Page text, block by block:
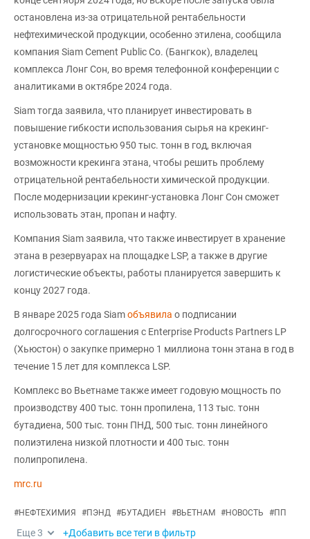
остановлена из-за отрицательной рентабельности
нефтехимической продукции, особенно этилена, сообщила
компания Siam Cement Public Co. (Бангкок), владелец
комплекса Лонг Сон, во время телефонной конференции с
аналитиками в октябре 2024 года.
Siam тогда заявила, что планирует инвестировать в
повышение гибкости использования сырья на крекинг-
установке мощностью 950 тыс. тонн в год, включая
возможности крекинга этана, чтобы решить проблему
отрицательной рентабельности химической продукции.
После модернизации крекинг-установка Лонг Сон сможет
использовать этан, пропан и нафту.
Компания Siam заявила, что также инвестирует в хранение
этана в резервуарах на площадке LSP, а также в другие
логистические объекты, работы планируется завершить к
концу 2027 года.
В январе 2025 года Siamобъявила о подписании
долгосрочного соглашения с Enterprise Products Partners LP
(Хьюстон) о закупке примерно 1 миллиона тонн этана в год в
течение 15 лет для комплекса LSP.
Комплекс во Вьетнаме также имеет годовую мощность по
производству 400 тыс. тонн пропилена, 113 тыс. тонн
бутадиена, 500 тыс. тонн ПНД, 500 тыс. тонн линейного
полиэтилена низкой плотности и 400 тыс. тонн
полипропилена.
mrc.ru
#НЕФТЕХИМИЯ #ПЭНД #БУТАДИЕН #ВЬЕТНАМ #НОВОСТЬ #ПП
Еще3 +Добавить все теги в фильтр